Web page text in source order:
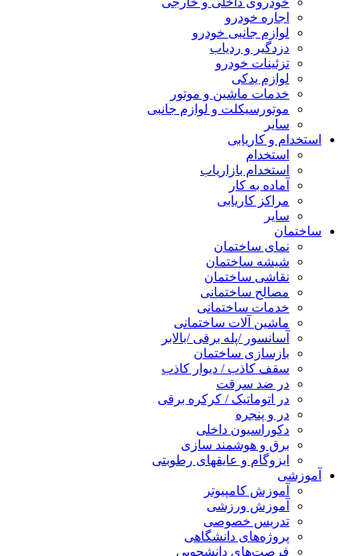
اجاره خودرو
لوازم جانبی خودرو
دزدگیر و ردیاب
تزئینات خودرو
لوازم یدکی
خدمات ماشین و موتور
موتورسیکلت و لوازم جانبی
سایر
استخدام و کاریابی
استخدام
استخدام بازاریاب
آماده به کار
مراکز کاریابی
سایر
ساختمان
نمای ساختمان
شیشه ساختمان
نقاشی ساختمان
مصالح ساختمانی
خدمات ساختمانی
ماشین آلات ساختمانی
آسانسور /پله برقی /بالابر
بازسازی ساختمان
سقف کاذب / دیوار کاذب
در ضد سرقت
در اتوماتیک / کرکره برقی
در و پنجره
دکوراسیون داخلی
برق و هوشمند سازی
ایزوگام و عایقهای رطوبتی
آموزشی
آموزش کامپیوتر
آموزش ورزشی
تدریس خصوصی
پروژه‌های دانشگاهی
فرصت‌های دانشجویی